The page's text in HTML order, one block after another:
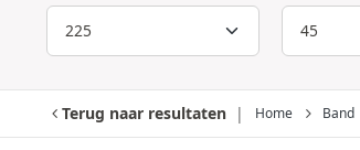
Terug naar resultaten Home Band